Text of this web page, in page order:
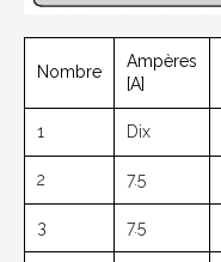
Nombre
Ampères
[A]
1 Dix
2 7.5
3 7.5